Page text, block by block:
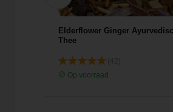
Elderflower Ginger
Thee
Op voorraad